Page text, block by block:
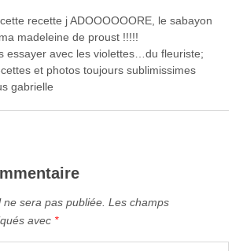
recette j ADOOOOOORE, le sabayon
madeleine de proust !!!!!
essayer avec les violettes…du fleuriste;
et photos toujours sublimissimes
gabrielle
sera pas publiée. Les champs
avec *